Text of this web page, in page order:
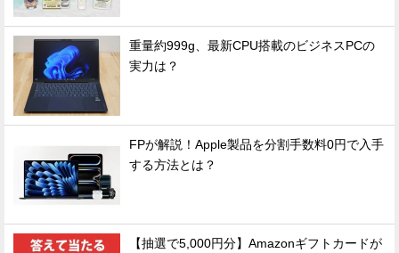
重量約999g、最新CPU搭載のビジネスPCの
実力は？
FPが解説！Apple製品を分割手数料0円で入手
する方法とは？
【抽選で5,000円分】Amazonギフトカードが